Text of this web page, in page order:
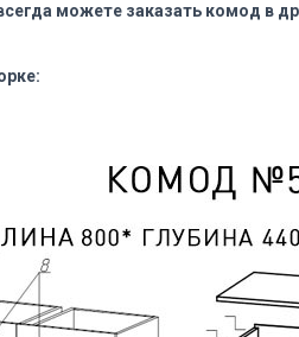
можете заказать комод в